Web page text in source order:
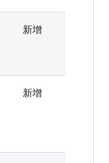
新增
新增